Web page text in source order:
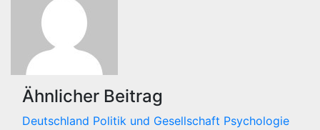
Ähnlicher Beitrag
Deutschland Politik und Gesellschaft Psychologie